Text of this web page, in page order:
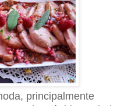
principalmente